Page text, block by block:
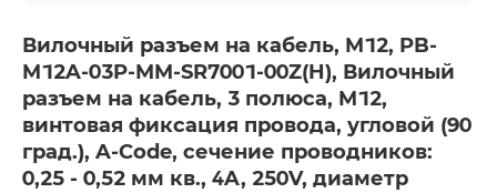
Вилочный разъем на кабель, M12, PB-
M12A-03P-MM-SR7001-00Z(H), Вилочный
разъем на кабель, 3 полюса, M12,
винтовая фиксация провода, угловой (90
град.), A-Code, сечение проводников:
0,25 - 0,52 мм кв., 4A, 250V, диаметр